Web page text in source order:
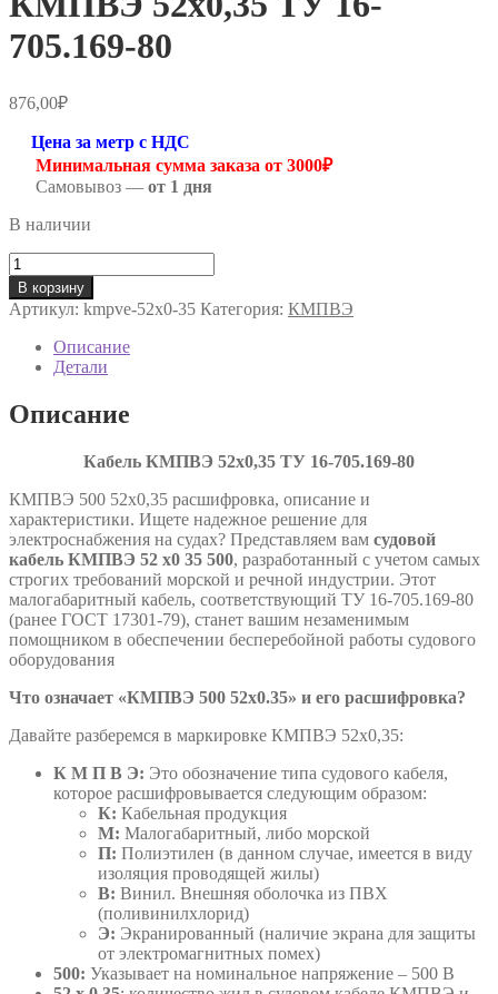
705.169-80
876,00₽
Цена за метр с НДС
Минимальная сумма заказа от 3000₽
Самовывоз — от 1 дня
В наличии
Количество
товара
КМПВЭ
52х0,35
705.169-
80
В корзину
Артикул: kmpve-52х0-35 Категория: КМПВЭ
Описание
Детали
Описание
Кабель КМПВЭ 52х0,35 ТУ 16-705.169-80
КМПВЭ 500 52х0,35 расшифровка, описание и
характеристики. Ищете надежное решение для
электроснабжения на судах? Представляем вам судовой
кабель КМПВЭ 52 х0 35 500, разработанный с учетом самых
строгих требований морской и речной индустрии. Этот
малогабаритный кабель, соответствующий ТУ 16-705.169-80
(ранее ГОСТ 17301-79), станет вашим незаменимым
помощником в обеспечении бесперебойной работы судового
оборудования
Что означает «КМПВЭ 500 52х0.35» и его расшифровка?
Давайте разберемся в маркировке КМПВЭ 52х0,35:
К М П В Э: Это обозначение типа судового кабеля,
которое расшифровывается следующим образом:
К: Кабельная продукция
М: Малогабаритный, либо морской
П: Полиэтилен (в данном случае, имеется в виду
изоляция проводящей жилы)
В: Винил. Внешняя оболочка из ПВХ
(поливинилхлорид)
Э: Экранированный (наличие экрана для защиты
от электромагнитных помех)
500: Указывает на номинальное напряжение – 500 В